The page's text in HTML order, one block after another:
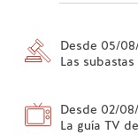
Desde 05/
Las
Desde 02/
La guía TV